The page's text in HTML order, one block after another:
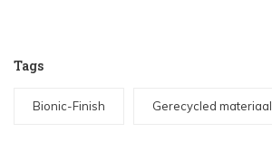
Tags
Bionic-Finish Gerecycled materiaal